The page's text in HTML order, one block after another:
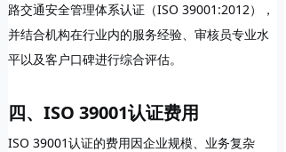
路交通安全管理体系认证（ISO 39001:2012），
并结合机构在行业内的服务经验、审核员专业水
平以及客户口碑进行综合评估。
四、ISO 39001认证费用
ISO 39001认证的费用因企业规模、业务复杂